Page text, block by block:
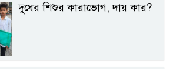
দুধের শিশুর কারাভোগ, দায় কার?